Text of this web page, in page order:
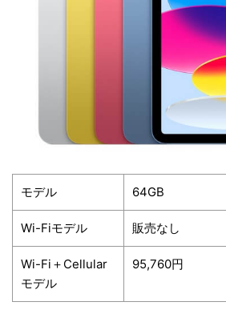
モデル 64GB
Wi-Fiモデル 販売なし
Wi-Fi＋Cellular
モデル
95,760円